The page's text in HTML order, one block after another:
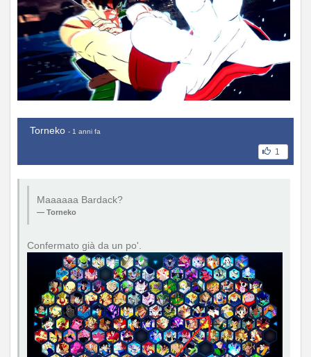
Torneko - 1 anni fa
1
Maaaaaa Bardack?
Torneko
Confermato già da un po'.